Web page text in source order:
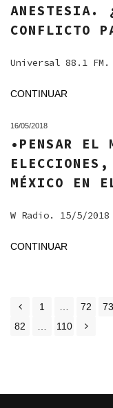
ANESTESIA.
CONFLICTO
Universal 88.1 FM.
CONTINUAR
16/05/2018
•PENSAR EL
MÉXICO EN
W Radio. 15/5/2018
CONTINUAR
1 72 73
82
110